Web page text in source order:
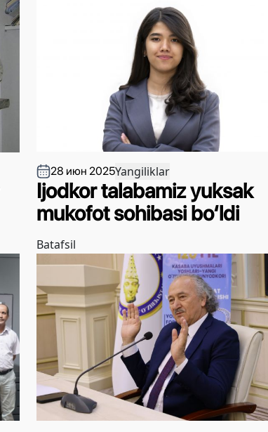
28 июн 2025Yangiliklar
Ijodkor talabamiz yuksak
mukofot sohibasi bo‘ldi
Batafsil